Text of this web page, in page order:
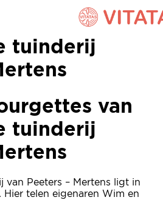
van
tuinderij
van
tuinderij
van Peeters – Mertens ligt in
telen eigenaren Wim en